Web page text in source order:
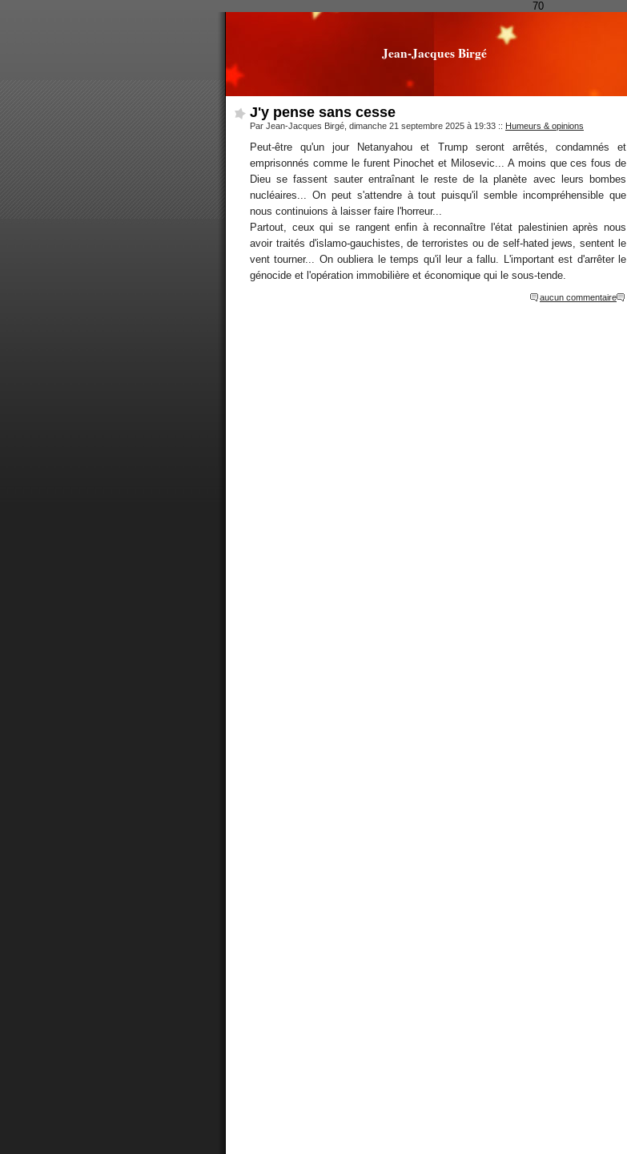
70
Jean-Jacques Birgé
J'y pense sans cesse
Par Jean-Jacques Birgé, dimanche 21 septembre 2025 à 19:33 :: Humeurs & opinions
Peut-être qu'un jour Netanyahou et Trump seront arrêtés, condamnés et
emprisonnés comme le furent Pinochet et Milosevic... A moins que ces fous de
Dieu se fassent sauter entraînant le reste de la planète avec leurs bombes
nucléaires... On peut s'attendre à tout puisqu'il semble incompréhensible que
nous continuions à laisser faire l'horreur...
Partout, ceux qui se rangent enfin à reconnaître l'état palestinien après nous
avoir traités d'islamo-gauchistes, de terroristes ou de self-hated jews, sentent le
vent tourner... On oubliera le temps qu'il leur a fallu. L'important est d'arrêter le
génocide et l'opération immobilière et économique qui le sous-tende.
aucun commentaire